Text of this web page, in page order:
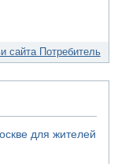
сайта Потребитель
для жителей